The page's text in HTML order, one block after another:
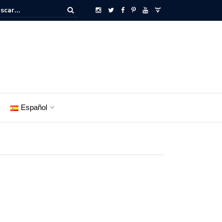
Español